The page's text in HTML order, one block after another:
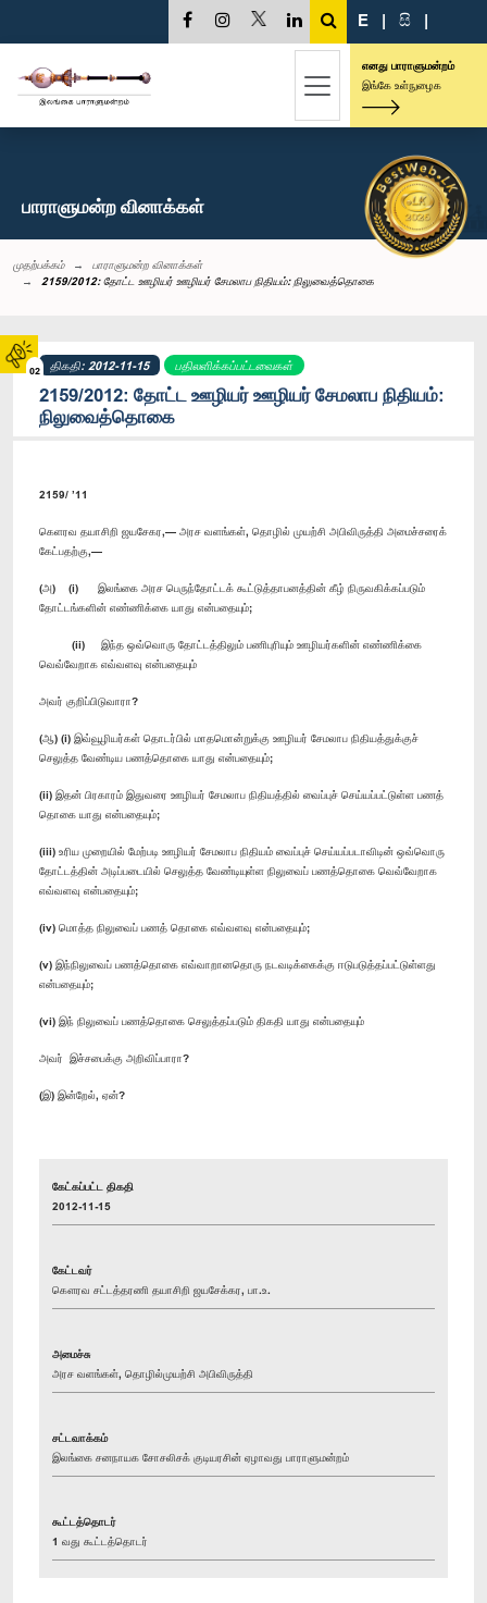
02
E | සි |
எனது பாராளுமன்றம்
இங்கே உள்நுழைக
பாராளுமன்ற வினாக்கள்
முதற்பக்கம்
பாராளுமன்ற வினாக்கள்
2159/2012: தோட்ட ஊழியர் ஊழியர் சேமலாப நிதியம்: நிலுவைத்தொகை
திகதி: 2012-11-15 பதிலளிக்கப்பட்டவைகள்
2159/2012: தோட்ட ஊழியர் ஊழியர் சேமலாப நிதியம்:
நிலுவைத்தொகை
2159/ ’11
கெளரவ தயாசிறி ஜயசேகர,— அரச வளங்கள், தொழில் முயற்சி அபிவிருத்தி அமைச்சரைக்
கேட்பதற்கு,—
(அ) (i) இலங்கை அரச பெருந்தோட்டக் கூட்டுத்தாபனத்தின் கீழ் நிருவகிக்கப்படும்
தோட்டங்களின் எண்ணிக்கை யாது என்பதையும்;
(ii) இந்த ஒவ்வொரு தோட்டத்திலும் பணிபுரியும் ஊழியர்களின் எண்ணிக்கை
வெவ்வேறாக எவ்வளவு என்பதையும்
அவர் குறிப்பிடுவாரா?
(ஆ) (i) இவ்வூழியர்கள் தொடர்பில் மாதமொன்றுக்கு ஊழியர் சேமலாப நிதியத்துக்குச்
செலுத்த வேண்டிய பணத்தொகை யாது என்பதையும்;
(ii) இதன் பிரகாரம் இதுவரை ஊழியர் சேமலாப நிதியத்தில் வைப்புச் செய்யப்பட்டுள்ள பணத்
தொகை யாது என்பதையும்;
(iii) உரிய முறையில் மேற்படி ஊழியர் சேமலாப நிதியம் வைப்புச் செய்யப்படாவிடின் ஒவ்வொரு
தோட்டத்தின் அடிப்படையில் செலுத்த வேண்டியுள்ள நிலுவைப் பணத்தொகை வெவ்வேறாக
எவ்வளவு என்பதையும்;
(iv) மொத்த நிலுவைப் பணத் தொகை எவ்வளவு என்பதையும்;
(v) இந்நிலுவைப் பணத்தொகை எவ்வாறானதொரு நடவடிக்கைக்கு ஈடுபடுத்தப்பட்டுள்ளது
என்பதையும்;
(vi) இந் நிலுவைப் பணத்தொகை செலுத்தப்படும் திகதி யாது என்பதையும்
அவர் இச்சபைக்கு அறிவிப்பாரா?
(இ) இன்றேல், ஏன்?
கேட்கப்பட்ட திகதி
2012-11-15
கேட்டவர்
கௌரவ சட்டத்தரணி தயாசிறி ஜயசேக்கர, பா.உ.
அமைச்சு
அரச வளங்கள், தொழில்முயற்சி அபிவிருத்தி
சட்டவாக்கம்
இலங்கை சனநாயக சோசலிசக் குடியரசின் ஏழாவது பாராளுமன்றம்
கூட்டத்தொடர்
1 வது கூட்டத்தொடர்